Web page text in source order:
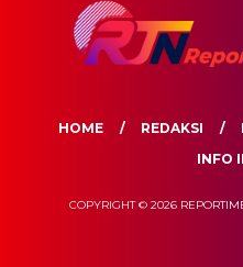
HOME REDAKSI
INFO
COPYRIGHT © 2026